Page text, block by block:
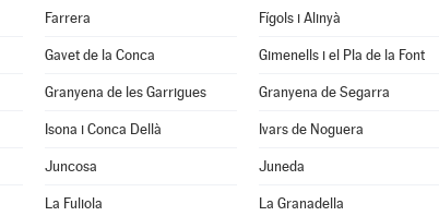
Farrera Fígols i Alinyà
Gavet de la Conca Gimenells i el Pla de la Font
Granyena de les Garrigues Granyena de Segarra
Isona i Conca Dellà Ivars de Noguera
Juncosa Juneda
La Fuliola La Granadella